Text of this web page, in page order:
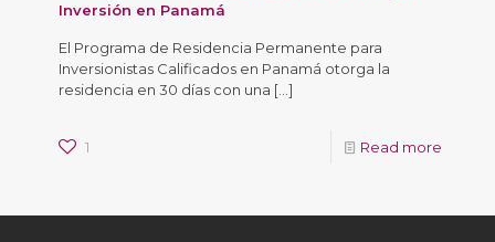
Inversión en Panamá
El Programa de Residencia Permanente para
Inversionistas Calificados en Panamá otorga la
residencia en 30 días con una […]
1 Read more